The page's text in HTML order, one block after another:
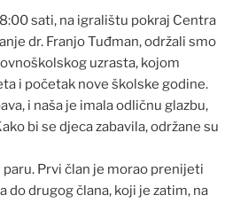
sati, na igralištu pokraj Centra
dr. Franjo Tuđman, održali smo
uzrasta, kojom
i početak nove školske godine.
i naša je imala odličnu glazbu,
bi se djeca zabavila, održane su
paru. Prvi član je morao prenijeti
do drugog člana, koji je zatim, na